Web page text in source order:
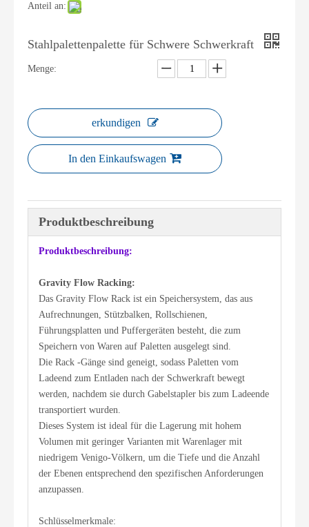
Anteil an:
Stahlpalettenpalette für Schwere Schwerkraft
Menge:
erkundigen
In den Einkaufswagen
Produktbeschreibung
Produktbeschreibung:
Gravity Flow Racking:
Das Gravity Flow Rack ist ein Speichersystem, das aus
Aufrechnungen, Stützbalken, Rollschienen,
Führungsplatten und Puffergeräten besteht, die zum
Speichern von Waren auf Paletten ausgelegt sind.
Die Rack -Gänge sind geneigt, sodass Paletten vom
Ladeend zum Entladen nach der Schwerkraft bewegt
werden, nachdem sie durch Gabelstapler bis zum Ladeende
transportiert wurden.
Dieses System ist ideal für die Lagerung mit hohem
Volumen mit geringer Varianten mit Warenlager mit
niedrigem Venigo-Völkern, um die Tiefe und die Anzahl
der Ebenen entsprechend den spezifischen Anforderungen
anzupassen.
Schlüsselmerkmale: